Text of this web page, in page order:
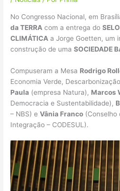
No Congresso Nacional, em
da TERRA com a entrega do
CLIMÁTICA a Jorge Goetten, um
construção de umaSOCIEDADE
Compuseram a Mesa Rodrigo
Economia Verde,
Paula (empresa Natura), Marcos
Democracia e Sustentabilidade),
– NBS) eVânia Franco (Conselho
Integração – CODESUL).